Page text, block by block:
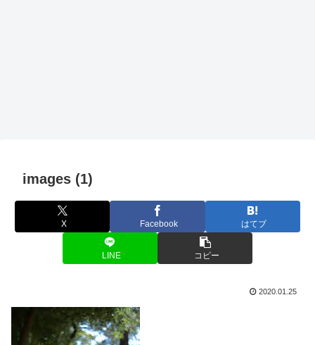
images (1)
X Facebook はてブ
LINE コピー
2020.01.25